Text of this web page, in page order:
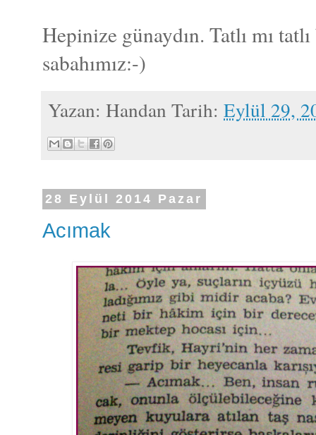
Hepinize günaydın. Tatlı mı
sabahımız:-)
Yazan: Handan Tarih: Eylül 29,
28 Eylül 2014 Pazar
Acımak